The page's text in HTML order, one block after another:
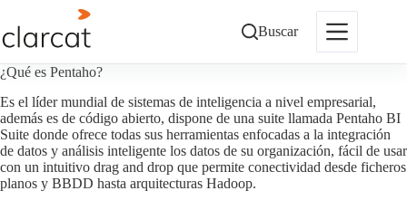
contenido
Buscar
¿Qué es Pentaho?
Es el líder mundial de sistemas de inteligencia a nivel empresarial,
además es de código abierto, dispone de una suite llamada Pentaho BI
Suite donde ofrece todas sus herramientas enfocadas a la integración
de datos y análisis inteligente los datos de su organización, fácil de usar
con un intuitivo drag and drop que permite conectividad desde ficheros
planos y BBDD hasta arquitecturas Hadoop.